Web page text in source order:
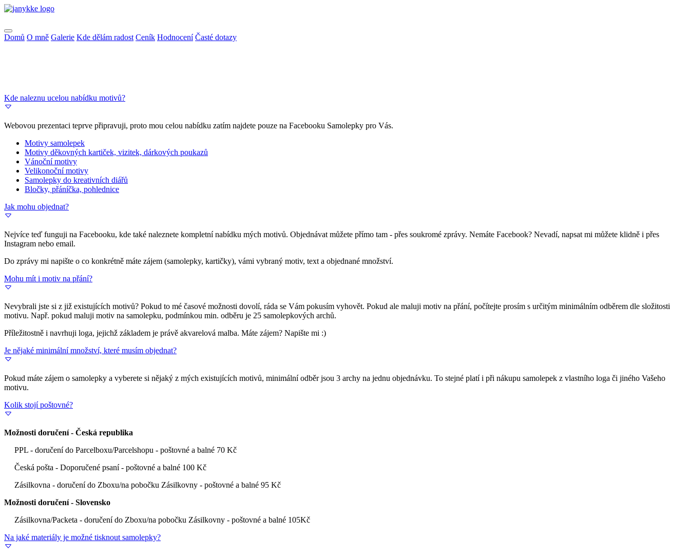
Domů O mně Galerie Kde dělám radost Ceník Hodnocení Časté dotazy
Kde naleznu ucelou nabídku motivů?
Webovou prezentaci teprve připravuji, proto mou celou nabídku zatím najdete pouze na Facebooku Samolepky pro Vás.
Motivy samolepek
Motivy děkovných kartiček, vizitek, dárkových poukazů
Vánoční motivy
Velikonoční motivy
Samolepky do kreativních diářů
Bločky, přáníčka, pohlednice
Jak mohu objednat?
Nejvíce teď funguji na Facebooku, kde také naleznete kompletní nabídku mých motivů. Objednávat můžete přímo tam - přes soukromé zprávy. Nemáte Facebook? Nevadí, napsat mi můžete klidně i přes
Instagram nebo email.
Do zprávy mi napište o co konkrétně máte zájem (samolepky, kartičky), vámi vybraný motiv, text a objednané množství.
Mohu mít i motiv na přání?
Nevybrali jste si z již existujících motivů? Pokud to mé časové možnosti dovolí, ráda se Vám pokusím vyhovět. Pokud ale maluji motiv na přání, počítejte prosím s určitým minimálním odběrem dle složitosti
motivu. Např. pokud maluji motiv na samolepku, podmínkou min. odběru je 25 samolepkových archů.
Příležitostně i navrhuji loga, jejichž základem je právě akvarelová malba. Máte zájem? Napište mi :)
Je nějaké minimální množství, které musím objednat?
Pokud máte zájem o samolepky a vyberete si nějaký z mých existujících motivů, minimální odběr jsou 3 archy na jednu objednávku. To stejné platí i při nákupu samolepek z vlastního loga či jiného Vašeho
motivu.
Kolik stojí poštovné?
Možnosti doručení - Česká republika
PPL - doručení do Parcelboxu/Parcelshopu - poštovné a balné 70 Kč
Česká pošta - Doporučené psaní - poštovné a balné 100 Kč
Zásilkovna - doručení do Zboxu/na pobočku Zásilkovny - poštovné a balné 95 Kč
Možnosti doručení - Slovensko
Zásilkovna/Packeta - doručení do Zboxu/na pobočku Zásilkovny - poštovné a balné 105Kč
Na jaké materiály je možné tisknout samolepky?